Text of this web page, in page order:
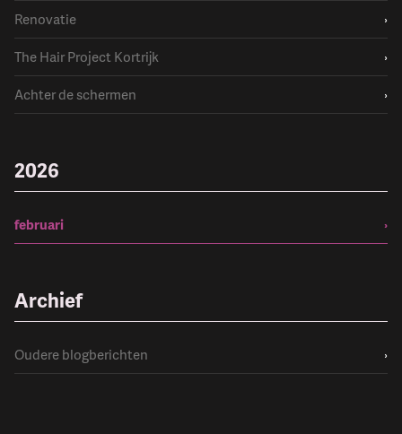
Renovatie
›
The Hair Project Kortrijk
›
Achter de schermen
›
2026
februari ›
Archief
Oudere blogberichten ›